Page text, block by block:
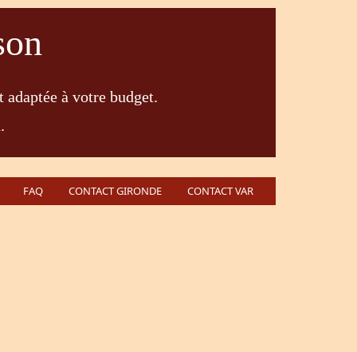
à votre budget.
FAQ CONTACT GIRONDE CONTACT VAR